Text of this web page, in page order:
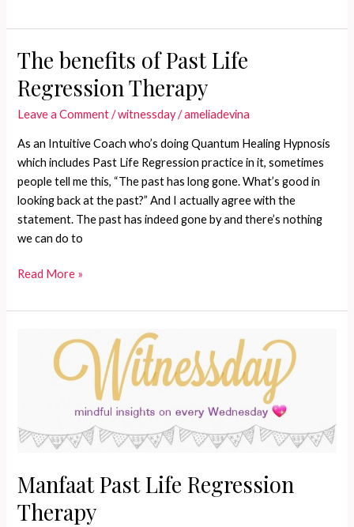
Sesi
Past
Life
Reading
The benefits of Past Life
Regression Therapy
Leave a Comment /witnessday/ameliadevina
As an Intuitive Coach who’s doing Quantum Healing Hypnosis
which includes Past Life Regression practice in it, sometimes
people tell me this, “The past has long gone. What’s good in
looking back at the past?” And I actually agree with the
statement. The past has indeed gone by and there’s nothing
we can do to
The
of
Regression
Read More »
Manfaat Past Life Regression
Therapy